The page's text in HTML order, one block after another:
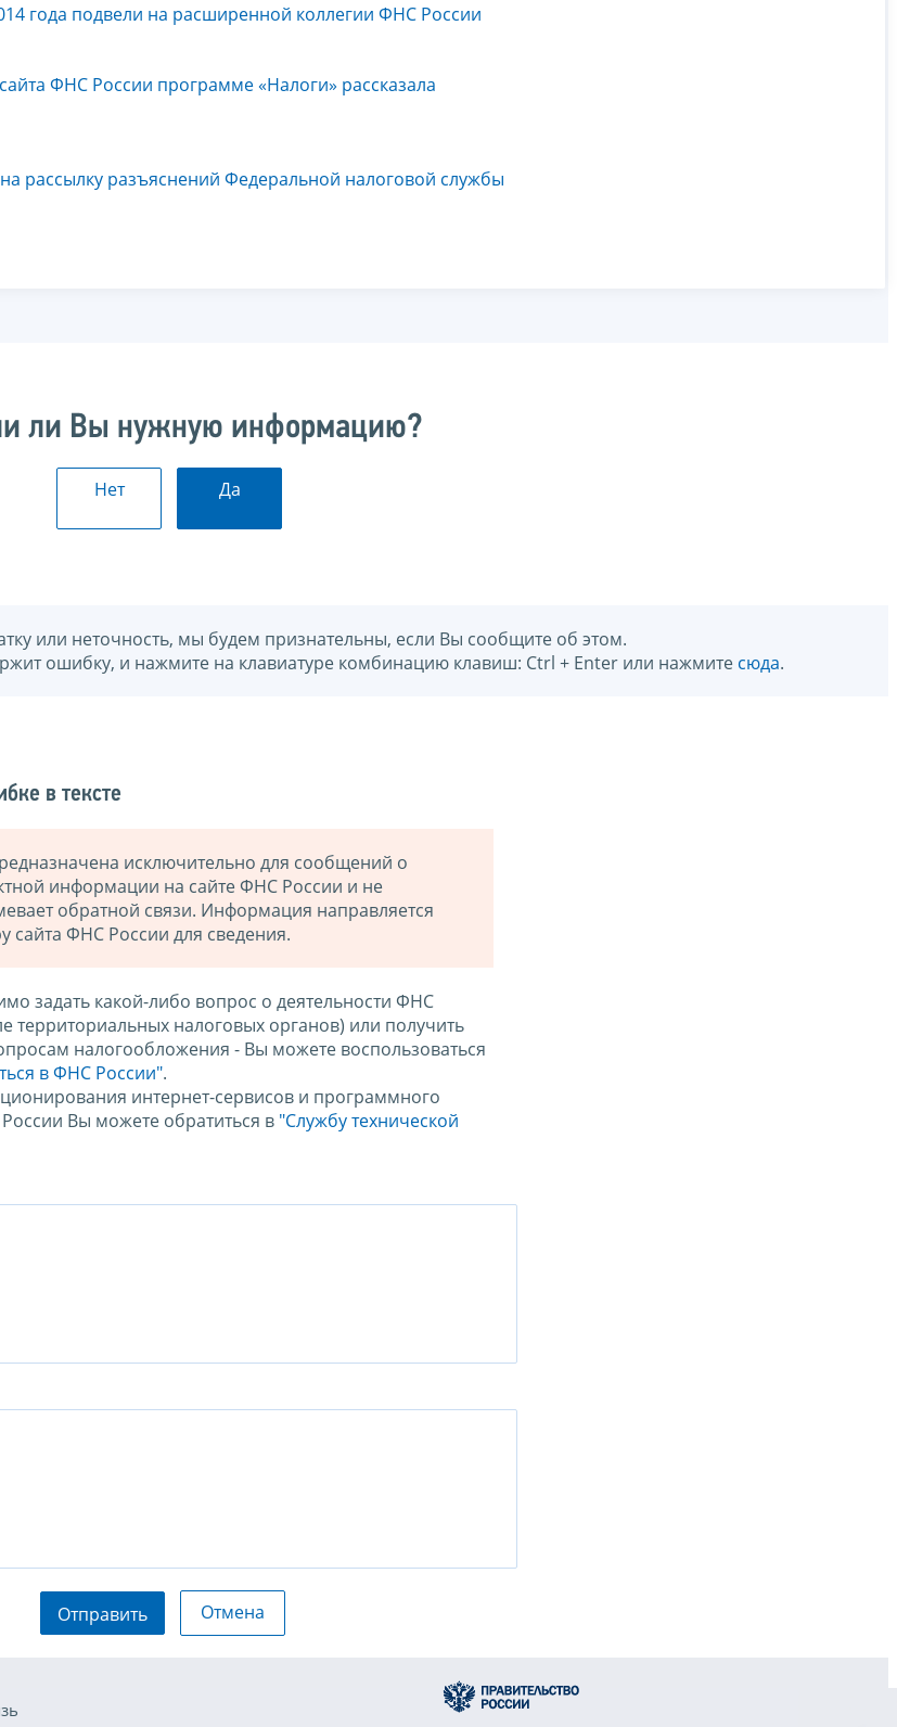
года подвели на расширенной коллегии ФНС России
ФНС России программе «Налоги» рассказала
рассылку разъяснений Федеральной налоговой службы
ли Вы нужную информацию?
Нет Да
или неточность, мы будем признательны, если Вы сообщите об этом.
ошибку, и нажмите на клавиатуре комбинацию клавиш: Ctrl + Enter или нажмите сюда.
в тексте
исключительно для сообщений о
информации на сайте ФНС России и не
обратной связи. Информация направляется
сайта ФНС России для сведения.
задать какой-либо вопрос о деятельности ФНС
территориальных налоговых органов) или получить
налогообложения - Вы можете воспользоваться
в ФНС России".
интернет-сервисов и программного
Вы можете обратиться в "Службу технической
Отправить Отмена